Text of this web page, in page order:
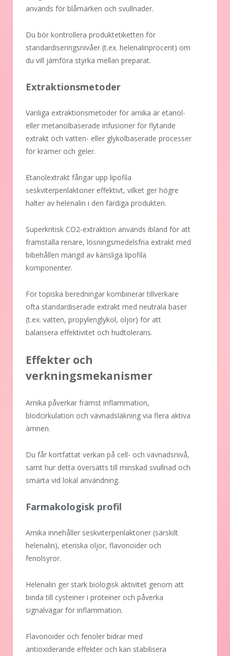
används för blåmärken och svullnader.
Du bör kontrollera produktetiketten för
standardiseringsnivåer (t.ex. helenalinprocent) om
du vill jämföra styrka mellan preparat.
Extraktionsmetoder
Vanliga extraktionsmetoder för arnika är etanol-
eller metanolbaserade infusioner för flytande
extrakt och vatten- eller glykolbaserade processer
för krämer och geler.
Etanolextrakt fångar upp lipofila
seskviterpenlaktoner effektivt, vilket ger högre
halter av helenalin i den färdiga produkten.
Superkritisk CO2-extraktion används ibland för att
framställa renare, lösningsmedelsfria extrakt med
bibehållen mängd av känsliga lipofila
komponenter.
För topiska beredningar kombinerar tillverkare
ofta standardiserade extrakt med neutrala baser
(t.ex. vatten, propylenglykol, oljor) för att
balansera effektivitet och hudtolerans.
Effekter och
verkningsmekanismer
Arnika påverkar främst inflammation,
blodcirkulation och vävnadsläkning via flera aktiva
ämnen.
Du får kortfattat verkan på cell- och vävnadsnivå,
samt hur detta översätts till minskad svullnad och
smärta vid lokal användning.
Farmakologisk profil
Arnika innehåller seskviterpenlaktoner (särskilt
helenalin), eteriska oljor, flavonoider och
fenolsyror.
Helenalin ger stark biologisk aktivitet genom att
binda till cysteiner i proteiner och påverka
signalvägar för inflammation.
Flavonoider och fenoler bidrar med
antioxiderande effekter och kan stabilisera